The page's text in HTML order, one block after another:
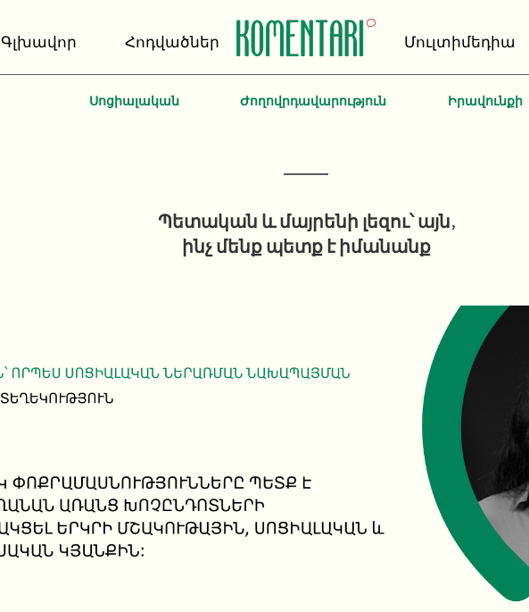
Գլխավոր Հոդվածներ Մուլտիմեդիա
Սոցիալական Ժողովրդավարություն Իրավունքի
Պետական և մայրենի լեզու՝ այն,
ինչ մենք պետք է իմանանք